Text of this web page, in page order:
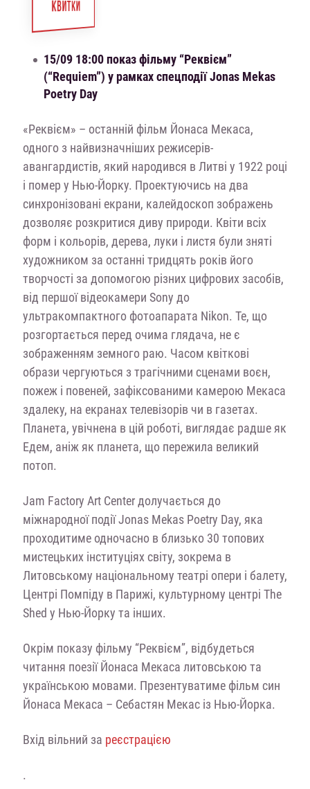
КВИТКИ
15/09 18:00 показ фільму “Реквієм”
(“Requiem”) у рамках спецподії Jonas Mekas
Poetry Day
«Реквієм» – останній фільм Йонаса Мекаса,
одного з найвизначніших режисерів-
авангардистів, який народився в Литві у 1922 році
і помер у Нью-Йорку. Проектуючись на два
синхронізовані екрани, калейдоскоп зображень
дозволяє розкритися диву природи. Квіти всіх
форм і кольорів, дерева, луки і листя були зняті
художником за останні тридцять років його
творчості за допомогою різних цифрових засобів,
від першої відеокамери Sony до
ультракомпактного фотоапарата Nikon. Те, що
розгортається перед очима глядача, не є
зображенням земного раю. Часом квіткові
образи чергуються з трагічними сценами воєн,
пожеж і повеней, зафіксованими камерою Мекаса
здалеку, на екранах телевізорів чи в газетах.
Планета, увічнена в цій роботі, виглядає радше як
Едем, аніж як планета, що пережила великий
потоп.
Jam Factory Art Center долучається до
міжнародної події Jonas Mekas Poetry Day, яка
проходитиме одночасно в близько 30 топових
мистецьких інституціях світу, зокрема в
Литовському національному театрі опери і балету,
Центрі Помпіду в Парижі, культурному центрі The
Shed у Нью-Йорку та інших.
Окрім показу фільму “Реквієм”, відбудеться
читання поезії Йонаса Мекаса литовською та
українською мовами. Презентуватиме фільм син
Йонаса Мекаса – Себастян Мекас із Нью-Йорка.
Вхід вільний за реєстрацією
.